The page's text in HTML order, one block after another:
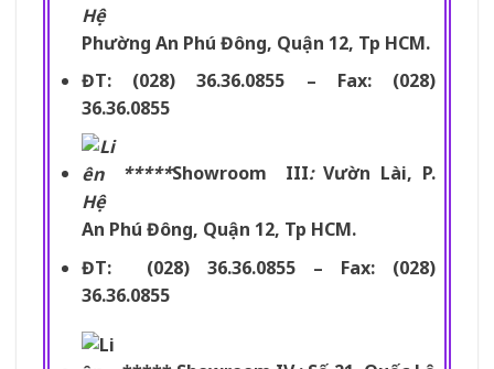
Phường An Phú Đông, Quận 12, Tp HCM.
ĐT: (028) 36.36.0855 – Fax: (028)
36.36.0855
*****Showroom III:Vườn Lài, P.
An Phú Đông, Quận 12, Tp HCM.
ĐT: (028) 36.36.0855 – Fax: (028)
36.36.0855